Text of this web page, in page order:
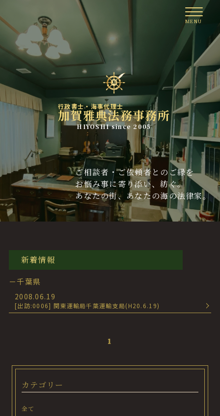
行政書士・海事代理士
加賀雅典法務事務所
HIYOSHI since 2005
ご相談者・ご依頼者とのご縁を
お悩み事に寄り添い、紡ぐ。
あなたの街、あなたの海の法律家。
新着情報
－千葉県
2008.06.19
[出訪:0006] 関東運輸局千葉運輸支局(H20.6.19)
1
カテゴリー
全て